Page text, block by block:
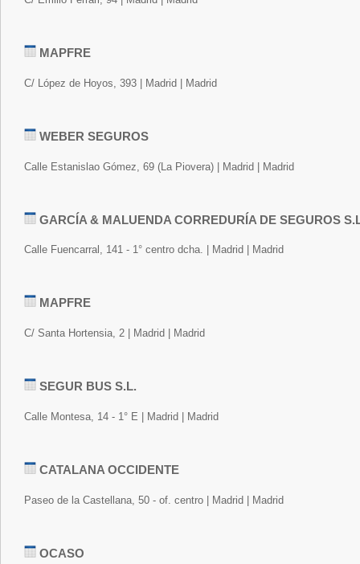
MAPFRE
C/ López de Hoyos, 393 | Madrid | Madrid
WEBER SEGUROS
Calle Estanislao Gómez, 69 (La Piovera) | Madrid | Madrid
GARCÍA & MALUENDA CORREDURÍA DE SEGUROS
Calle Fuencarral, 141 - 1° centro dcha. | Madrid | Madrid
MAPFRE
C/ Santa Hortensia, 2 | Madrid | Madrid
SEGUR BUS S.L.
Calle Montesa, 14 - 1° E | Madrid | Madrid
CATALANA OCCIDENTE
Paseo de la Castellana, 50 - of. centro | Madrid | Madrid
OCASO